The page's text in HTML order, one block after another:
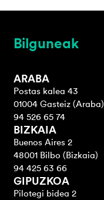
Bilguneak
ARABA
Postas kalea 43
01004 Gasteiz (Araba)
94 526 65 74
BIZKAIA
Buenos Aires 2
48001 Bilbo (Bizkaia)
94 425 63 66
GIPUZKOA
Pilotegi bidea 2